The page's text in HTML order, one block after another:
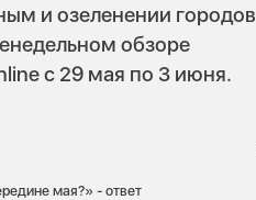
и озеленении городов
обзоре
с 29 мая по 3 июня.
мая?» - ответ